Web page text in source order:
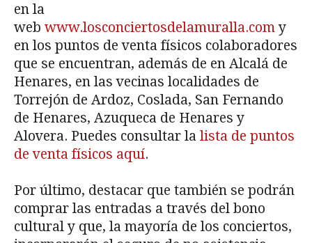
en la
web www.losconciertosdelamuralla.comy
en los puntos de venta físicos colaboradores
que se encuentran, además de en Alcalá de
Henares, en las vecinas localidades de
Torrejón de Ardoz, Coslada, San Fernando
de Henares, Azuqueca de Henares y
Alovera. Puedes consultar la lista de puntos
de venta físicos aquí.
Por último, destacar que también se podrán
comprar las entradas a través del bono
cultural y que, la mayoría de los conciertos,